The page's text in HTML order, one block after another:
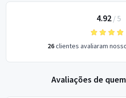
4.92/ 5
26clientes avaliaram
Avaliações de